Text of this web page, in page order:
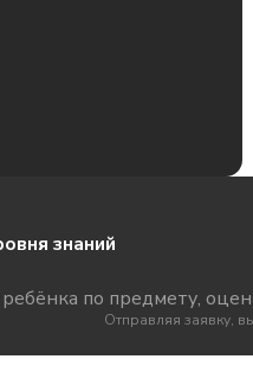
знаний
по предмету,
Отправляя заявку,